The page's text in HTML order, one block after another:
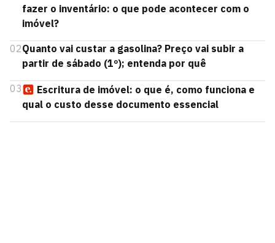
fazer o inventário: o que pode acontecer com o
imóvel?
02Quanto vai custar a gasolina? Preço vai subir a
partir de sábado (1º); entenda por quê
03
Escritura de imóvel: o que é, como funciona e
qual o custo desse documento essencial